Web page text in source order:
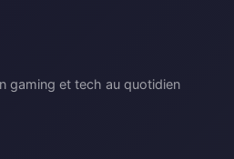
gaming et tech au quotidien